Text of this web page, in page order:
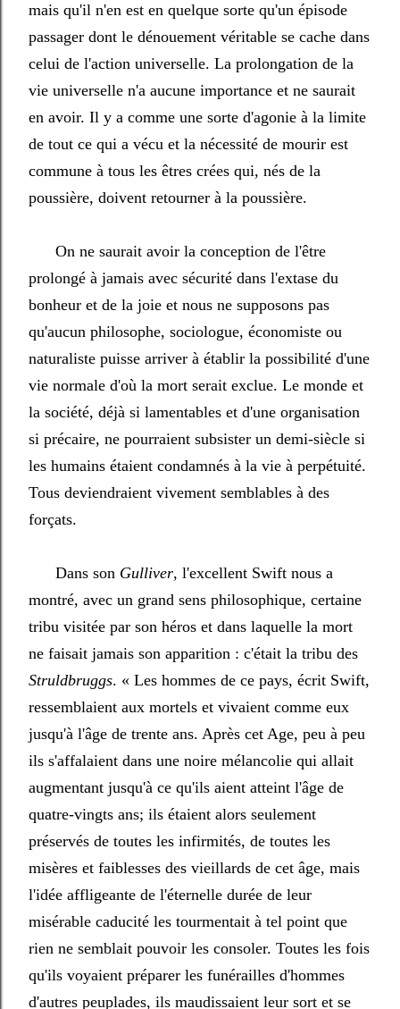
mais qu'il n'en est en quelque sorte qu'un épisode
passager dont le dénouement véritable se cache dans
celui de l'action universelle. La prolongation de la
vie universelle n'a aucune importance et ne saurait
en avoir. Il y a comme une sorte d'agonie à la limite
de tout ce qui a vécu et la nécessité de mourir est
commune à tous les êtres crées qui, nés de la
poussière, doivent retourner à la poussière.
On ne saurait avoir la conception de l'être
prolongé à jamais avec sécurité dans l'extase du
bonheur et de la joie et nous ne supposons pas
qu'aucun philosophe, sociologue, économiste ou
naturaliste puisse arriver à établir la possibilité d'une
vie normale d'où la mort serait exclue. Le monde et
la société, déjà si lamentables et d'une organisation
si précaire, ne pourraient subsister un demi-siècle si
les humains étaient condamnés à la vie à perpétuité.
Tous deviendraient vivement semblables à des
forçats.
Dans son Gulliver, l'excellent Swift nous a
montré, avec un grand sens philosophique, certaine
tribu visitée par son héros et dans laquelle la mort
ne faisait jamais son apparition : c'était la tribu des
Struldbruggs. « Les hommes de ce pays, écrit Swift,
ressemblaient aux mortels et vivaient comme eux
jusqu'à l'âge de trente ans. Après cet Age, peu à peu
ils s'affalaient dans une noire mélancolie qui allait
augmentant jusqu'à ce qu'ils aient atteint l'âge de
quatre-vingts ans; ils étaient alors seulement
préservés de toutes les infirmités, de toutes les
misères et faiblesses des vieillards de cet âge, mais
l'idée affligeante de l'éternelle durée de leur
misérable caducité les tourmentait à tel point que
rien ne semblait pouvoir les consoler. Toutes les fois
qu'ils voyaient préparer les funérailles d'hommes
d'autres peuplades, ils maudissaient leur sort et se